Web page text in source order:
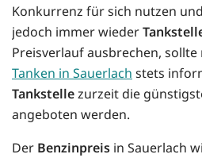
Konkurrenz für sich nutzen
jedoch immer wieder
Preisverlauf ausbrechen,
Tanken in Sauerlach stets
Tankstellezurzeit die
angeboten werden.
Der Benzinpreis in Sauerlach